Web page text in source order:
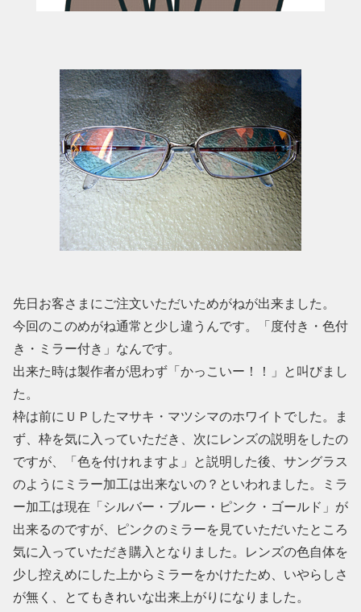
先日お客さまにご注文いただいためがねが出来ました。
今回のこのめがね通常と少し違うんです。「度付き・色付
き・ミラー付き」なんです。
出来た時は製作者が思わず「かっこいー！！」と叫びまし
た。
枠は前にＵＰしたマサキ・マツシマのホワイトでした。ま
ず、枠を気に入っていただき、次にレンズの説明をしたの
ですが、「色を付けれますよ」と説明した後、サングラス
のようにミラー加工は出来ないの？といわれました。ミラ
ー加工は現在「シルバー・ブルー・ピンク・ゴールド」が
出来るのですが、ピンクのミラーを見ていただいたところ
気に入っていただき購入となりました。レンズの色自体を
少し控えめにした上からミラーをかけたため、いやらしさ
が無く、とてもきれいな出来上がりになりました。